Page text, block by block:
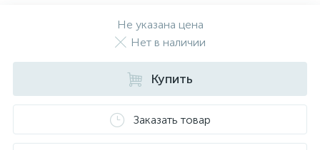
Не указана цена
Нет в наличии
Купить
Заказать товар